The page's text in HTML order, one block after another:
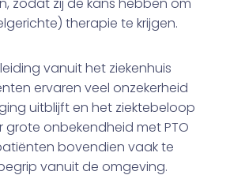
therapie te krijgen.
vanuit het ziekenhuis
ervaren veel onzekerheid
uitblijft en het ziektebeloop
grote onbekendheid met PTO
bovendien vaak te
vanuit de omgeving.